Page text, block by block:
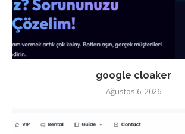
google cloaker
Ağustos 6, 2026